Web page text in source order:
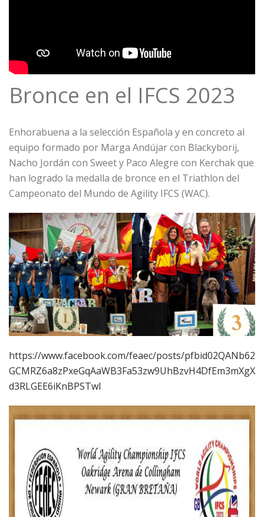
Bronce en el IFCS 2023
Enhorabuena a la selección Española y en concreto al
equipo formado por Marga Andújar con Blackyborij,
Nacho Jordán con Sweet y Paco Alegre con Kerchak que
han logrado la medalla de bronce en el Triathlon del
Campeonato del Mundo de Agility IFCS (WAC).
https://www.facebook.com/feaec/posts/pfbid02QANb62
GCMRZ6a8zPxeGqAaWB3Fa53zw9UhBzvH4DfEm3mXgX
d3RLGEE6iKnBPSTwl